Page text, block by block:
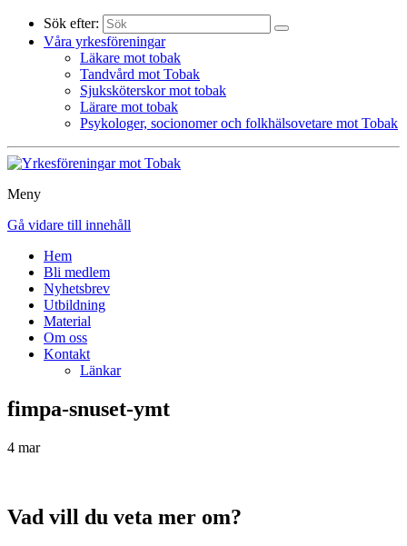
Sök efter:
Våra yrkesföreningar
Läkare mot tobak
Tandvård mot Tobak
Sjuksköterskor mot tobak
Lärare mot tobak
Psykologer, socionomer och folkhälsovetare mot Tobak
Meny
Gå vidare till innehåll
Hem
Bli medlem
Nyhetsbrev
Utbildning
Material
Om oss
Kontakt
Länkar
fimpa-snuset-ymt
4 mar
Vad vill du veta mer om?